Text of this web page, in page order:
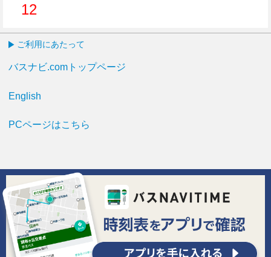
12
ご利用にあたって
バスナビ.comトップページ
English
PCページはこちら